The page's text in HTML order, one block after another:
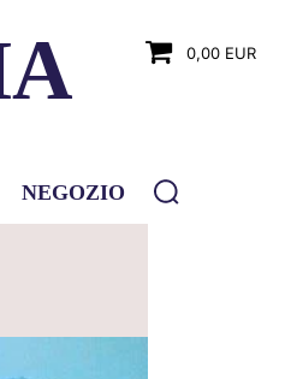
0,00 EUR
NEGOZIO